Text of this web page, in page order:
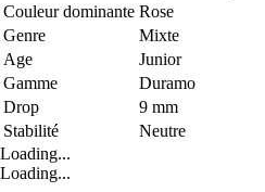
Couleur dominante Rose
Genre
Mixte
Age
Junior
Gamme
Duramo
Drop
9 mm
Stabilité
Neutre
Loading...
Loading...